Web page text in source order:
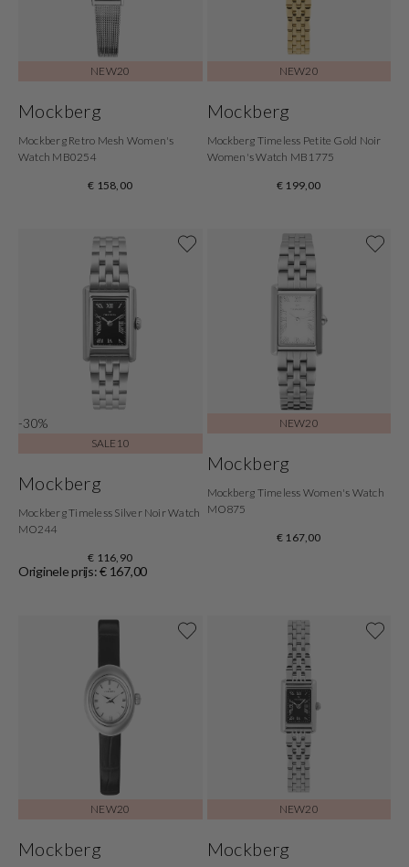
NEW20
Mockberg
Mockberg Retro Mesh Women's
Watch MB0254
€ 158,00
NEW20
Mockberg
Mockberg Timeless Petite Gold Noir
Women's Watch MB1775
€ 199,00
-30%
SALE10
Mockberg
Mockberg Timeless Silver Noir Watch
MO244
€ 116,90
Originele prijs: € 167,00
NEW20
Mockberg
Mockberg Timeless Women's Watch
MO875
€ 167,00
NEW20
Mockberg
NEW20
Mockberg